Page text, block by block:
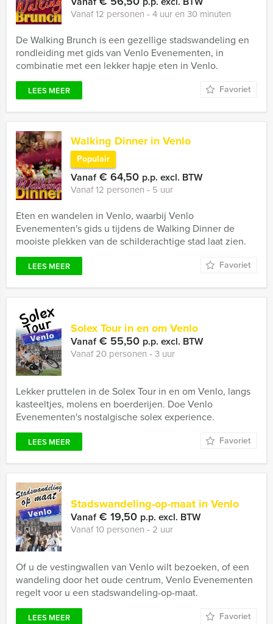
Vanaf 12 personen ‐ 4 uur en 30 minuten
De Walking Brunch is een gezellige stadswandeling en
rondleiding met gids van Venlo Evenementen, in
combinatie met een lekker hapje eten in Venlo.
LEES MEER Favoriet
Walking Dinner in Venlo
Populair
Vanaf€ 64,50 p.p. excl. BTW
Vanaf 12 personen ‐ 5 uur
Eten en wandelen in Venlo, waarbij Venlo
Evenementen's gids u tijdens de Walking Dinner de
mooiste plekken van de schilderachtige stad laat zien.
LEES MEER Favoriet
Solex Tour in en om Venlo
Vanaf€ 55,50 p.p. excl. BTW
Vanaf 20 personen ‐ 3 uur
Lekker pruttelen in de Solex Tour in en om Venlo, langs
kasteeltjes, molens en boerderijen. Doe Venlo
Evenementen's nostalgische solex experience.
LEES MEER Favoriet
Stadswandeling-op-maat in Venlo
Vanaf€ 19,50 p.p. excl. BTW
Vanaf 10 personen ‐ 2 uur
Of u de vestingwallen van Venlo wilt bezoeken, of een
wandeling door het oude centrum, Venlo Evenementen
regelt voor u een stadswandeling-op-maat.
LEES MEER Favoriet